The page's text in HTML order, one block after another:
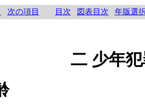
次の項目 目次 図表目次 年版選
二 少年